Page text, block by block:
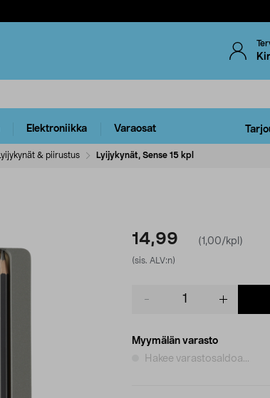
Elektroniikka Varaosat
Lyijykynät & piirustus Lyijykynät, Sense 15 kpl
14,99 (1,00/kpl)
(sis. ALV:n)
Myymälän varasto
Hakee varastosaldoa...